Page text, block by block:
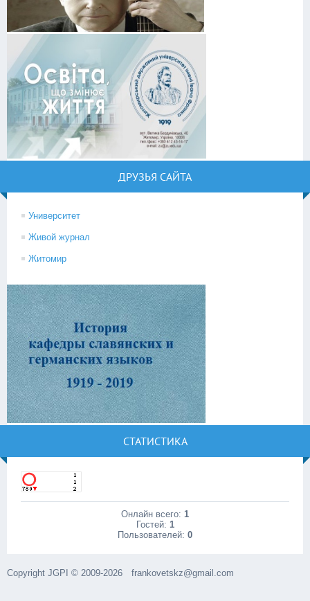
ДРУЗЬЯ САЙТА
Университет
Живой журнал
Житомир
СТАТИСТИКА
Онлайн всего: 1
Гостей: 1
Пользователей: 0
Copyright JGPI © 2009-2026 frankovetskz@gmail.com